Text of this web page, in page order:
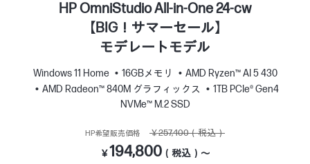
HP OmniStudio All-in-One 24-cw
【BIG！サマーセール】
モデレートモデル
Windows 11 Home 16GBメモリ
AMD Ryzen™ AI 5 430
AMD Radeon™ 840M グラフィックス
1TB PCIe® Gen4
NVMe™ M.2 SSD
HP希望販売価格 ￥257,400（税込）
￥194,800 （税込）～